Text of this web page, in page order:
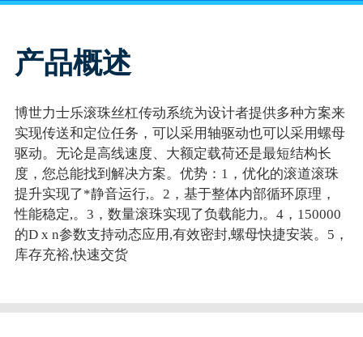
产品概述
博世力士乐滚珠丝杠传动系统为设计者提供多种方案来
实现传送和定位任务，可以采用轴驱动也可以采用螺母
驱动。无论是高线速度、大额定载荷还是最短结构长
度，您总能找到解决方案。优势：1，优化的滚道滚珠
提升实现了*静音运行,。2，基于整体内部循环原理，
性能稳定,。3，数量滚珠实现了负载能力,。4，150000
的D x n参数支持动态应用,有效密封,螺母快捷安装。5，
库存充裕,快速交货